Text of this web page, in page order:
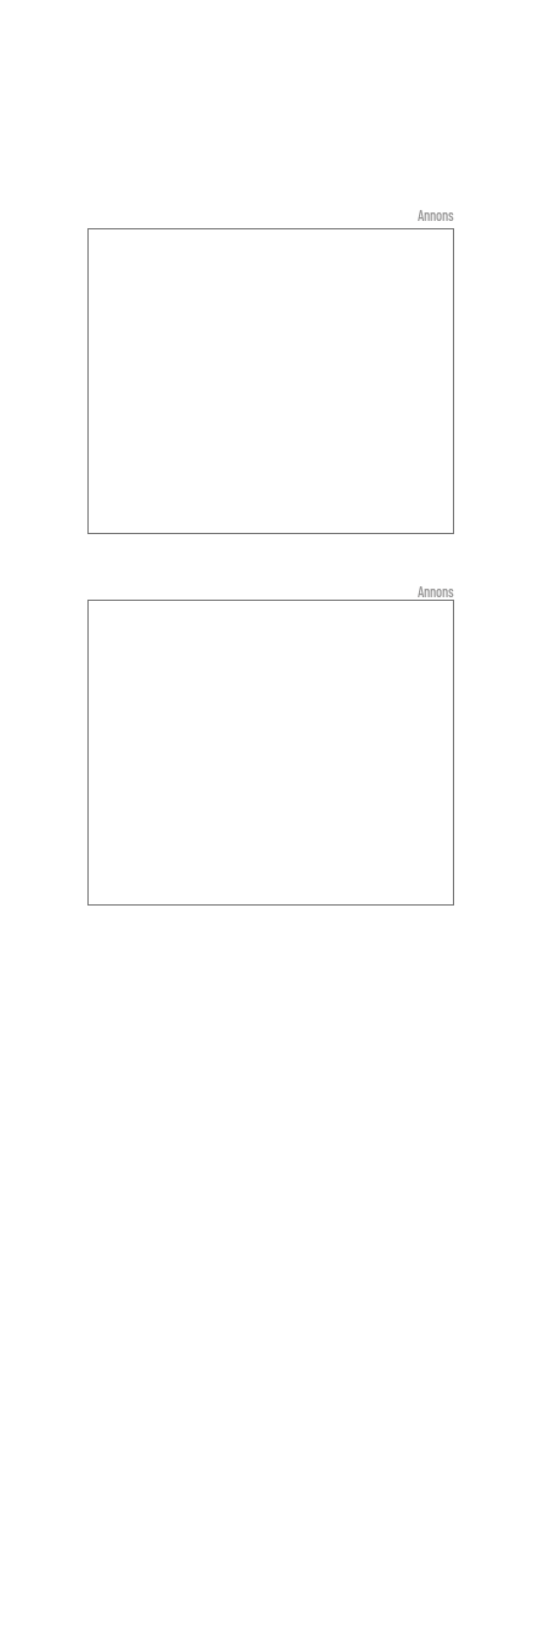
Annons
Annons